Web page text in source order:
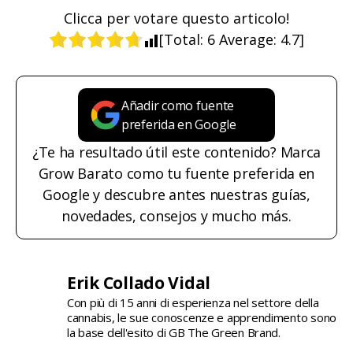
Clicca per votare questo articolo!
[Total: 6 Average: 4.7]
Añadir como fuente
preferida en Google
¿Te ha resultado útil este contenido? Marca
Grow Barato como tu fuente preferida en
Google y descubre antes nuestras guías,
novedades, consejos y mucho más.
Erik Collado Vidal
Con più di 15 anni di esperienza nel settore della
cannabis, le sue conoscenze e apprendimento sono
la base dell'esito di GB The Green Brand.